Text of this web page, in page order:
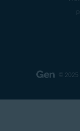
© 2025